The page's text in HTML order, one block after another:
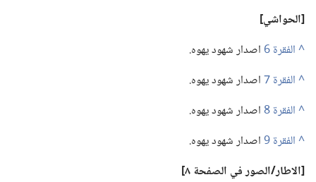
‏[الحواشي]‏
^
اصدار شهود يهوه.‏
^
اصدار شهود يهوه.‏
^
اصدار شهود يهوه.‏
^
اصدار شهود يهوه.‏
‏[الاطار/‏الصورفي الصفحة ٨]‏